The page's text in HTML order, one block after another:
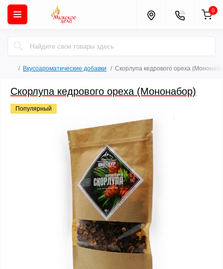
0
Вкусоароматические добавки Скорлупа кедрового ореха
Скорлупа кедрового ореха (Мононабор)
Популярный